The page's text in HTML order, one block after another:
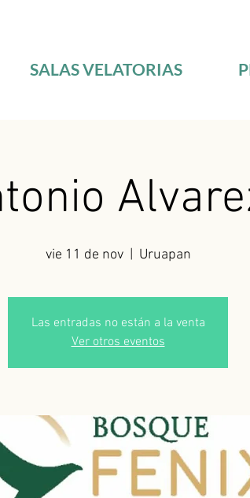
SALAS VELATORIAS
vie 11 de nov
  |
Uruapan
Las entradas no están a la venta
Ver otros eventos